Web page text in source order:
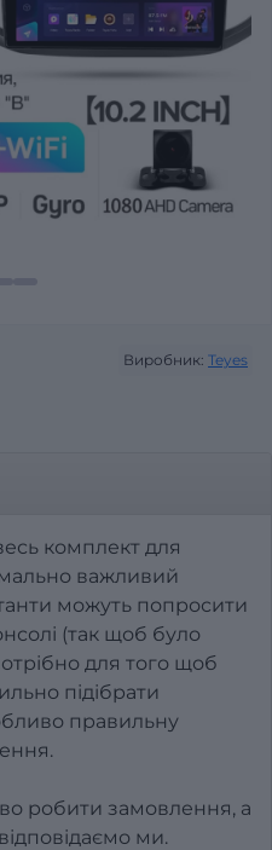
Виробник: Teyes
комплект для
важливий
можуть попросити
(так щоб було
для того щоб
підібрати
правильну
робити замовлення, а
ми.